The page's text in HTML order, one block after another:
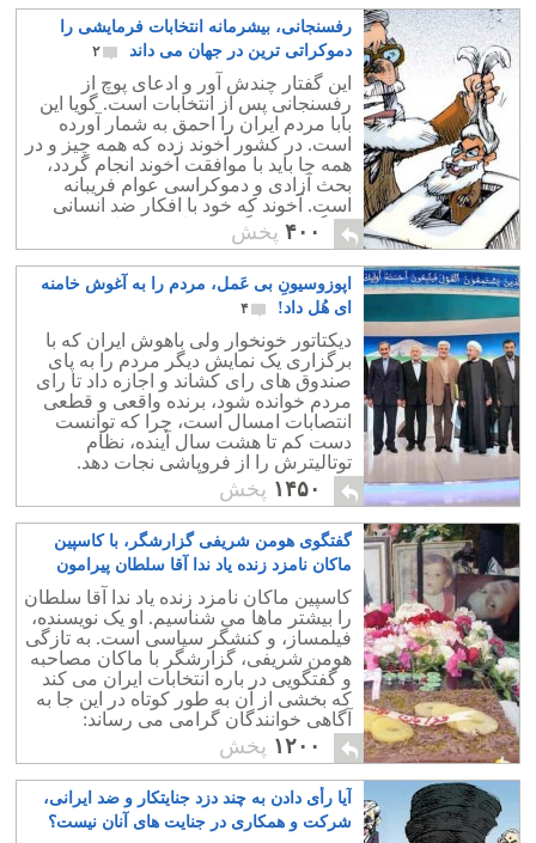
رفسنجانی، بیشرمانه انتخابات فرمایشی را
دموکراتی ترین در جهان می داند
۲
این گفتار چندش آور و ادعای پوچ از
رفسنجانی پس از انتخابات است. گویا این
بابا مردم ایران را احمق به شمار آورده
است. در کشور آخوند زده که همه چیز و در
همه جا باید با موافقت آخوند انجام گردد،
بحث آزادی و دموکراسی عوام فریبانه
است. آخوند که خود با افکار ضد انسانی
بزرگ شده چگونه دم از دموکراسی می
زند.؟
۴۰۰ پخش
اپوزوسیونِ بی عَمل، مردم را به آغوش خامنه
ای هُل داد!
۴
دیکتاتور خونخوار ولی باهوش ایران که با
برگزاری یک نمایش دیگر مردم را به پای
صندوق‌ های رای کشاند و اجازه داد تا رای
مردم خوانده شود، برنده واقعی و قطعی
انتصابات امسال است، چرا که توانست
دست کم تا هشت سال آینده، نظام
توتالیترش را از فروپاشی نجات دهد.
۱۴۵۰ پخش
گفتگوی هومن شریفی گزارشگر، با کاسپین
ماکان نامزد زنده یاد ندا آقا سلطان پیرامون
انتخابات
۰
کاسپین ماکان نامزد زنده یاد ندا آقا سلطان
را بیشتر ماها می شناسیم. او یک نویسنده،
فیلمساز، و کنشگر سیاسی است. به تازگی
هومن شریفی، گزارشگر با ماکان مصاحبه
و گفتگویی در باره انتخابات ایران می کند
که بخشی از آن به طور کوتاه در این جا به
آگاهی خوانندگان گرامی می رساند:
۱۲۰۰ پخش
آیا رأی دادن به چند دزد جنایتکار و ضد ایرانی،
شرکت و همکاری در جنایت های آنان نیست؟